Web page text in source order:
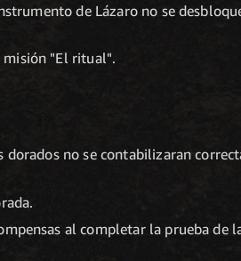
de Lázaro no se
misión "El ritual".
dorados no se contabilizaran
al completar la prueba de